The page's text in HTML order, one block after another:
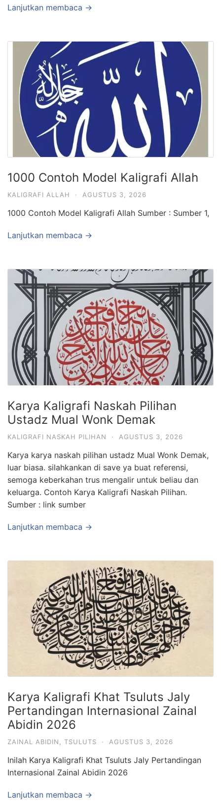
Lanjutkan membaca →
1000 Contoh Model Kaligrafi Allah
KALIGRAFI ALLAH · AGUSTUS 3, 2026
1000 Contoh Model Kaligrafi Allah Sumber : Sumber 1,
Lanjutkan membaca →
Karya Kaligrafi Naskah Pilihan
Ustadz Mual Wonk Demak
KALIGRAFI NASKAH PILIHAN · AGUSTUS 3, 2026
Karya karya naskah pilihan ustadz Mual Wonk Demak,
luar biasa. silahkankan di save ya buat referensi,
semoga keberkahan trus mengalir untuk beliau dan
keluarga. Contoh Karya Kaligrafi Naskah Pilihan.
Sumber : link sumber
Lanjutkan membaca →
Karya Kaligrafi Khat Tsuluts Jaly
Pertandingan Internasional Zainal
Abidin 2026
ZAINAL ABIDIN TSULUTS · AGUSTUS 3, 2026
Inilah Karya Kaligrafi Khat Tsuluts Jaly Pertandingan
Internasional Zainal Abidin 2026
Lanjutkan membaca →